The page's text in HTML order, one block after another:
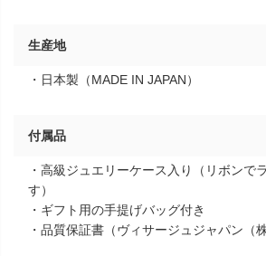
生産地
・日本製（MADE IN JAPAN）
付属品
・高級ジュエリーケース入り（リボンで
す）
・ギフト用の手提げバッグ付き
・品質保証書（ヴィサージュジャパン（